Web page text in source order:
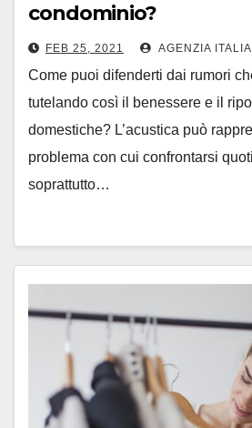
condominio?
FEB 25, 2021 AGENZIA
Come puoi difenderti dai rumori
tutelando così il benessere e il
domestiche? L’acustica può
problema con cui confrontarsi
soprattutto…